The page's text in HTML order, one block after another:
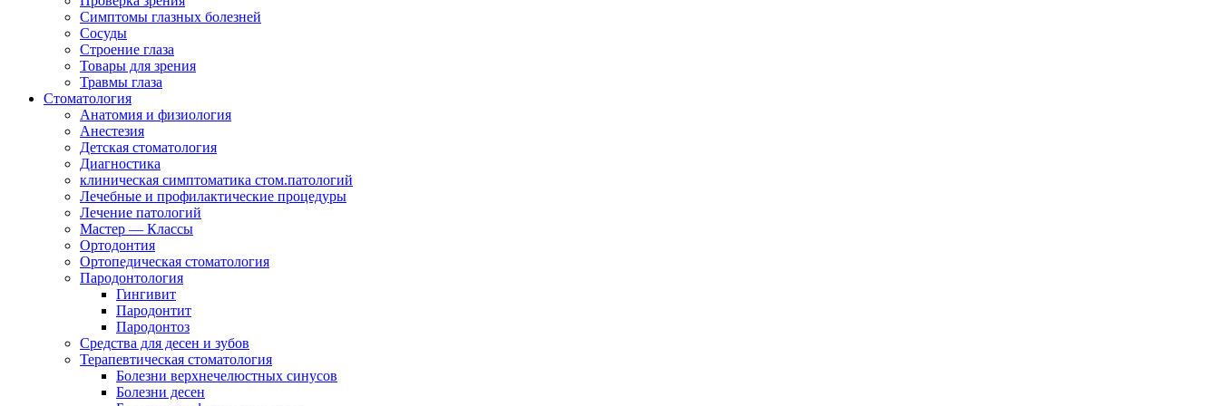
Симптомы глазных болезней
Сосуды
Строение глаза
Товары для зрения
Травмы глаза
Стоматология
Анатомия и физиология
Анестезия
Детская стоматология
Диагностика
клиническая симптоматика стом.патологий
Лечебные и профилактические процедуры
Лечение патологий
Мастер — Классы
Ортодонтия
Ортопедическая стоматология
Пародонтология
Гингивит
Пародонтит
Пародонтоз
Средства для десен и зубов
Терапевтическая стоматология
Болезни верхнечелюстных синусов
Болезни десен